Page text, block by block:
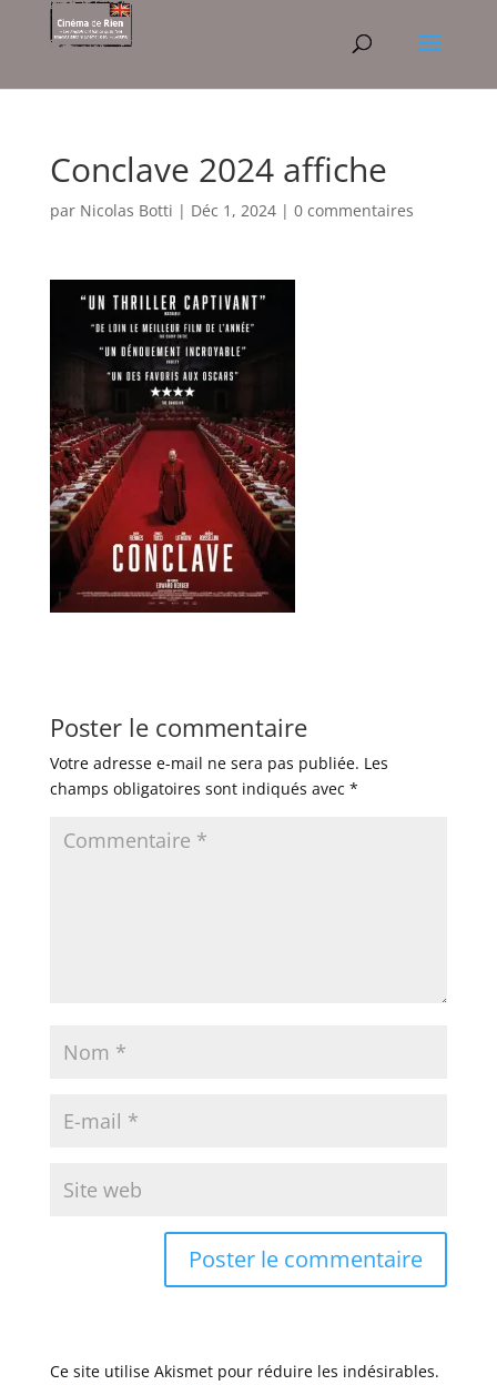
Conclave 2024 affiche
par Nicolas Botti | Déc 1, 2024| 0 commentaires
Poster le commentaire
Votre adresse e-mail ne sera pas publiée. Les
champs obligatoires sont indiqués avec *
Ce site utilise Akismet pour réduire les indésirables.